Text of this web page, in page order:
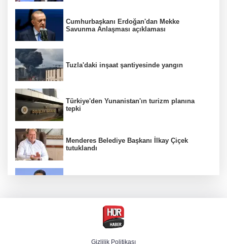
Cumhurbaşkanı Erdoğan'dan Mekke
Savunma Anlaşması açıklaması
Tuzla'daki inşaat şantiyesinde yangın
Türkiye'den Yunanistan'ın turizm planına
tepki
Menderes Belediye Başkanı İlkay Çiçek
tutuklandı
Hür Ağbaba soruşturmasında MASAK para
hareketlerini inceledi
Gizlilik Politikası